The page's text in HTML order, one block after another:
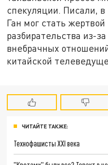
спекуляции. Писали,
Ган мог стать жертвой
разбирательства из-
внебрачных
китайской
ЧИТАЙТЕ ТАКЖЕ:
Технофашисты XXI века